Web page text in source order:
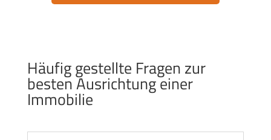
Häufig gestellte Fragen zur
besten Ausrichtung einer
Immobilie